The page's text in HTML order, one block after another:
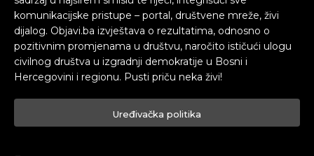
komunikacijske pristupe – portal, društvene mreže, živi
dijalog. Objavi.ba izvještava o rezultatima, odnosno o
pozitivnim promjenama u društvu, naročito ističući ulogu
civilnog društva u izgradnji demokratije u Bosni i
Hercegovini i regionu. Pusti priču neka živi!
Uređivačka politika